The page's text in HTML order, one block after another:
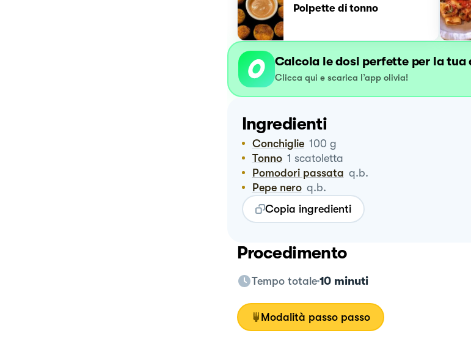
Polpette di tonno
Calcola le dosi perfette per la tua
Clicca qui e scarica l’app olivia!
Ingredienti
Conchiglie 100 g
Tonno 1 scatoletta
Pomodori passata q.b.
Pepe nero q.b.
Copia ingredienti
Procedimento
Tempo totale 10 minuti
Modalità passo passo